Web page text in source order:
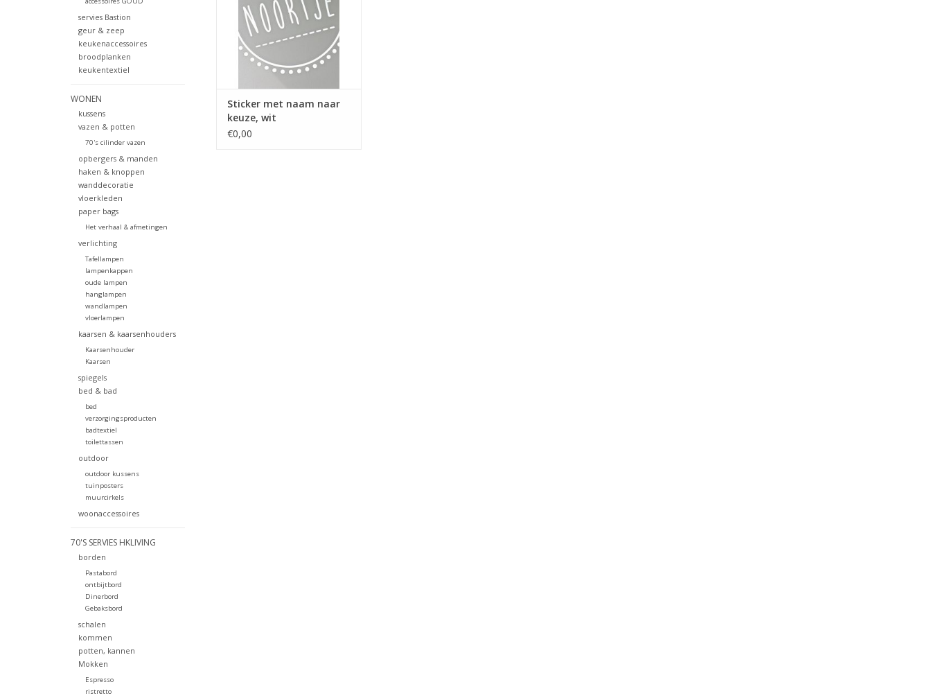
servies Bastion
geur & zeep
keukenaccessoires
broodplanken
keukentextiel
WONEN
kussens
vazen & potten
70's cilinder vazen
opbergers & manden
haken & knoppen
wanddecoratie
vloerkleden
paper bags
Het verhaal & afmetingen
verlichting
Tafellampen
lampenkappen
oude lampen
hanglampen
wandlampen
vloerlampen
kaarsen & kaarsenhouders
Kaarsenhouder
Kaarsen
spiegels
bed & bad
bed
verzorgingsproducten
badtextiel
toilettassen
outdoor
outdoor kussens
tuinposters
muurcirkels
woonaccessoires
70'S SERVIES HKLIVING
borden
Pastabord
ontbijtbord
Dinerbord
Gebaksbord
schalen
kommen
potten, kannen
Mokken
Espresso
ristretto
Sticker met naam naar
keuze, wit
€0,00